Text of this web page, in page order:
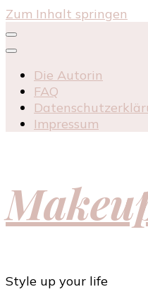
Zum Inhalt springen
Die Autorin
FAQ
Impressum
Style up your life